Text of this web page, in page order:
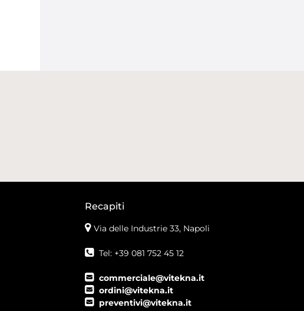
Recapiti
Via delle Industrie 33, Napoli
Tel: +39 081 752 45 12
commerciale@vitekna.it
ordini@vitekna.it
preventivi@vitekna.it